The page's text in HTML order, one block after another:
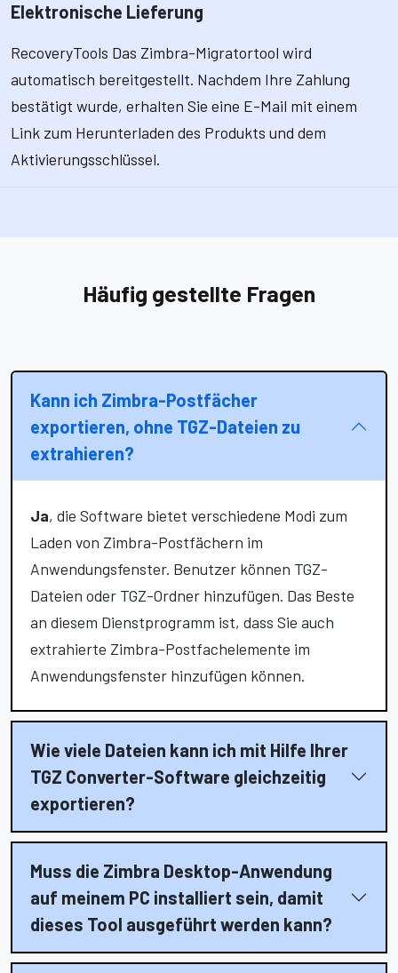
Elektronische Lieferung
RecoveryTools Das Zimbra-Migratortool wird
automatisch bereitgestellt. Nachdem Ihre Zahlung
bestätigt wurde, erhalten Sie eine E-Mail mit einem
Link zum Herunterladen des Produkts und dem
Aktivierungsschlüssel.
Häufig gestellte Fragen
Kann ich Zimbra-Postfächer
exportieren, ohne TGZ-Dateien zu
extrahieren?
Ja, die Software bietet verschiedene Modi zum
Laden von Zimbra-Postfächern im
Anwendungsfenster. Benutzer können TGZ-
Dateien oder TGZ-Ordner hinzufügen. Das Beste
an diesem Dienstprogramm ist, dass Sie auch
extrahierte Zimbra-Postfachelemente im
Anwendungsfenster hinzufügen können.
Wie viele Dateien kann ich mit Hilfe Ihrer
TGZ Converter-Software gleichzeitig
exportieren?
Muss die Zimbra Desktop-Anwendung
auf meinem PC installiert sein, damit
dieses Tool ausgeführt werden kann?